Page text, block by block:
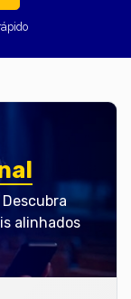
Descubra
alinhados